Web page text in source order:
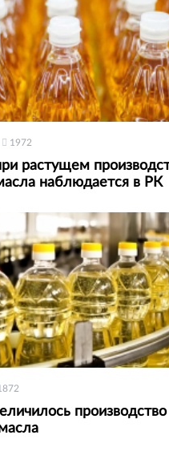
1972
растущем
наблюдается в РК
производство